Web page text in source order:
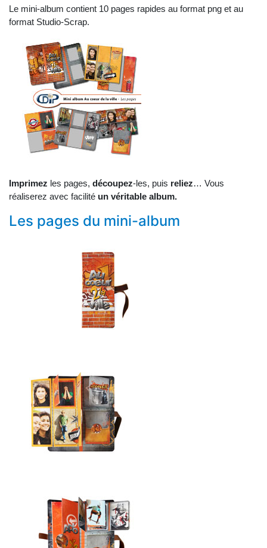
Le mini-album contient 10 pages rapides au format png et au
format Studio-Scrap.
Imprimez les pages, découpez-les, puis reliez… Vous
réaliserez avec facilité un véritable album.
Les pages du mini-album